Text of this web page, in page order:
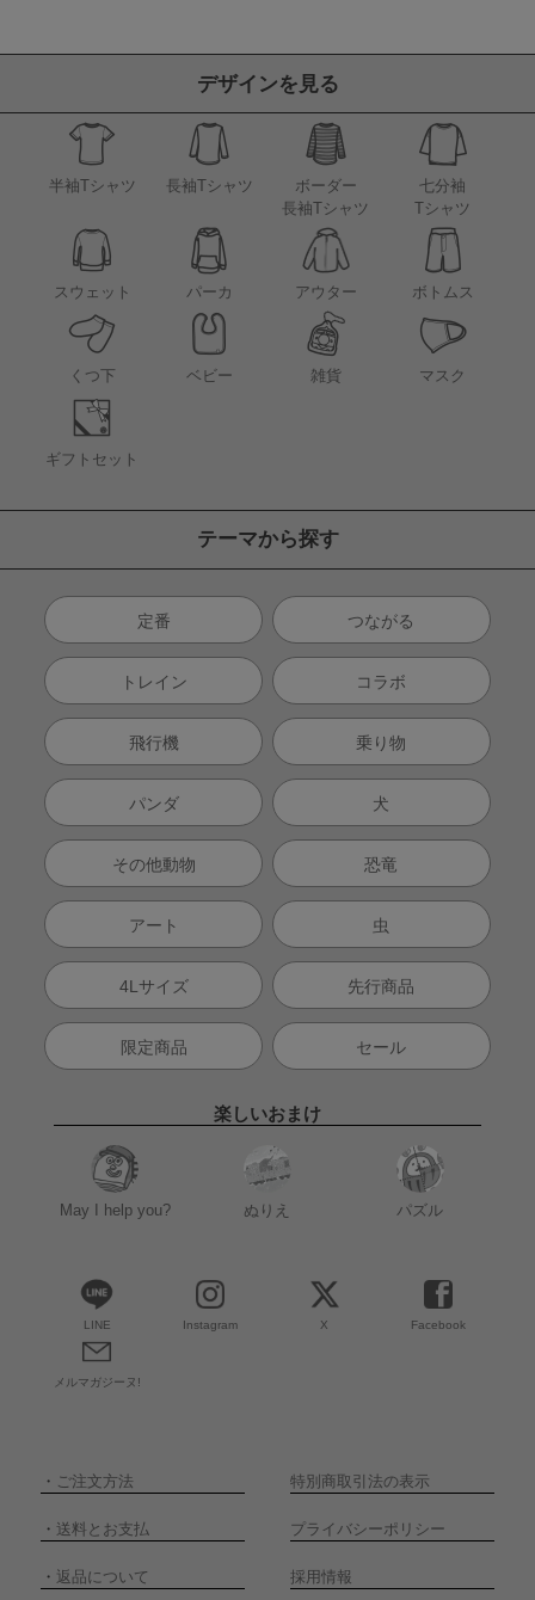
デザインを見る
半袖Tシャツ 長袖Tシャツ
ボーダー
長袖Tシャツ
七分袖
Tシャツ
スウェット パーカ アウター ボトムス
くつ下 ベビー 雑貨 マスク
ギフトセット
テーマから探す
定番 つながる
トレイン コラボ
飛行機 乗り物
パンダ 犬
その他動物 恐竜
アート 虫
4Lサイズ 先行商品
限定商品 セール
楽しいおまけ
May I help you? ぬりえ パズル
LINE Instagram X Facebook
メルマガジーヌ!
・ ご注文方法 特別商取引法の表示
・ 送料とお支払 プライバシーポリシー
・ 返品について 採用情報